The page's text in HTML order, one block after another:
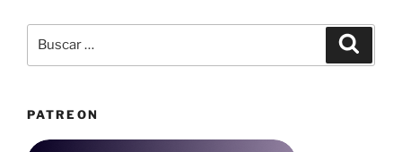
por:
PATREON